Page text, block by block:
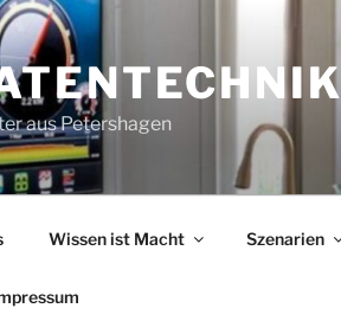
aus Petershagen
Wissen ist Macht Szenarien